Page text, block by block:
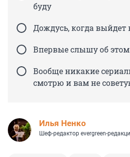
буду
Дождусь, когда выйдет
Впервые слышу об этом
Вообще никакие
смотрю и вам не
Илья Ненко
Шеф-редактор evergreen-